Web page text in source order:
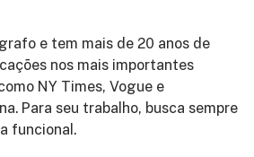
e tem mais de 20 anos de
nos mais importantes
NY Times, Vogue e
Para seu trabalho, busca sempre
funcional.